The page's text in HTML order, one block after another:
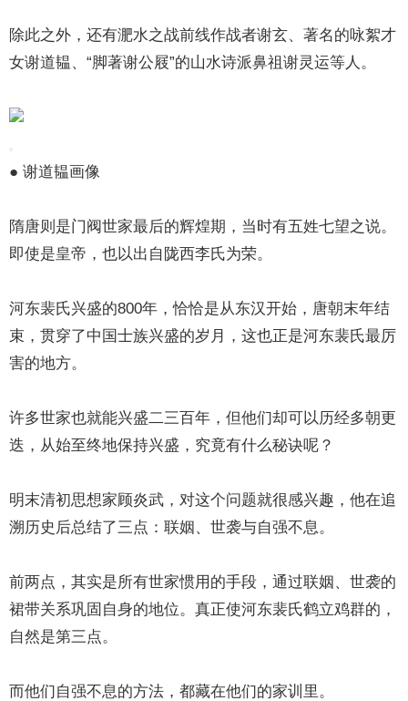
除此之外，还有淝水之战前线作战者谢玄、著名的咏絮才
女谢道韫、“脚著谢公屐”的山水诗派鼻祖谢灵运等人。
● 谢道韫画像
隋唐则是门阀世家最后的辉煌期，当时有五姓七望之说。
即使是皇帝，也以出自陇西李氏为荣。
河东裴氏兴盛的800年，恰恰是从东汉开始，唐朝末年结
束，贯穿了中国士族兴盛的岁月，这也正是河东裴氏最厉
害的地方。
许多世家也就能兴盛二三百年，但他们却可以历经多朝更
迭，从始至终地保持兴盛，究竟有什么秘诀呢？
明末清初思想家顾炎武，对这个问题就很感兴趣，他在追
溯历史后总结了三点：联姻、世袭与自强不息。
前两点，其实是所有世家惯用的手段，通过联姻、世袭的
裙带关系巩固自身的地位。真正使河东裴氏鹤立鸡群的，
自然是第三点。
而他们自强不息的方法，都藏在他们的家训里。